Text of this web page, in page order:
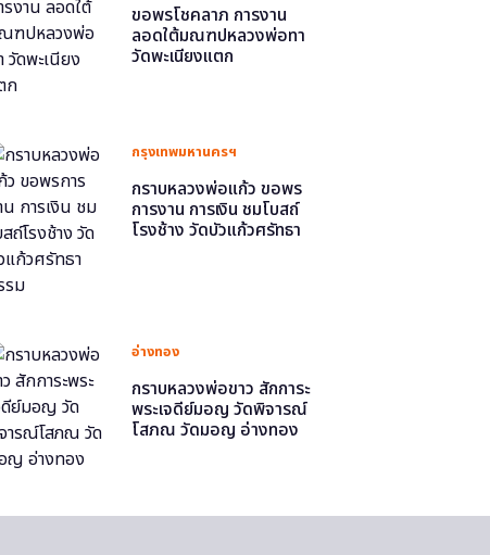
ขอพรโชคลาภ การงาน
ลอดใต้มณฑปหลวงพ่อทา
วัดพะเนียงแตก
กรุงเทพมหานครฯ
กราบหลวงพ่อแก้ว ขอพร
การงาน การเงิน ชมโบสถ์
โรงช้าง วัดบัวแก้วศรัทธา
อ่างทอง
กราบหลวงพ่อขาว สักการะ
พระเจดีย์มอญ วัดพิจารณ์
โสภณ วัดมอญ อ่างทอง